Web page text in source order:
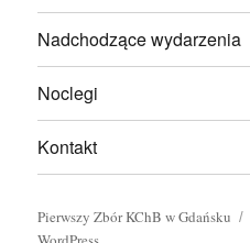
Nadchodzące wydarzenia
Noclegi
Kontakt
Pierwszy Zbór KChB w Gdańsku